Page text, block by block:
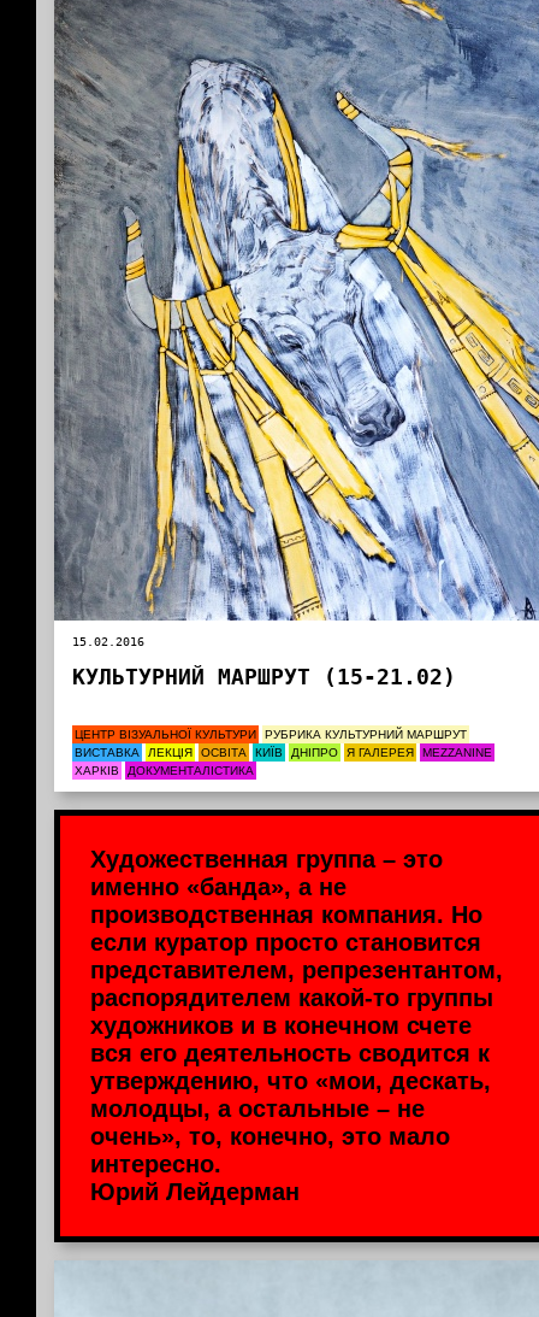
15.02.2016
КУЛЬТУРНИЙ МАРШРУТ (15-21.02)
ЦЕНТР ВІЗУАЛЬНОЇ КУЛЬТУРИ
РУБРИКА КУЛЬТУРНИЙ МАРШРУТ
ВИСТАВКА
ЛЕКЦІЯ ОСВІТА КИЇВ ДНІПРО Я ГАЛЕРЕЯ
MEZZANINE
ХАРКІВ
ДОКУМЕНТАЛІСТИКА
Художественная группа – это
именно «банда», а не
производственная компания. Но
если куратор просто становится
представителем, репрезентантом,
распорядителем какой-то группы
художников и в конечном счете
вся его деятельность сводится к
утверждению, что «мои, дескать,
молодцы, а остальные – не
очень», то, конечно, это мало
интересно.
Юрий Лейдерман